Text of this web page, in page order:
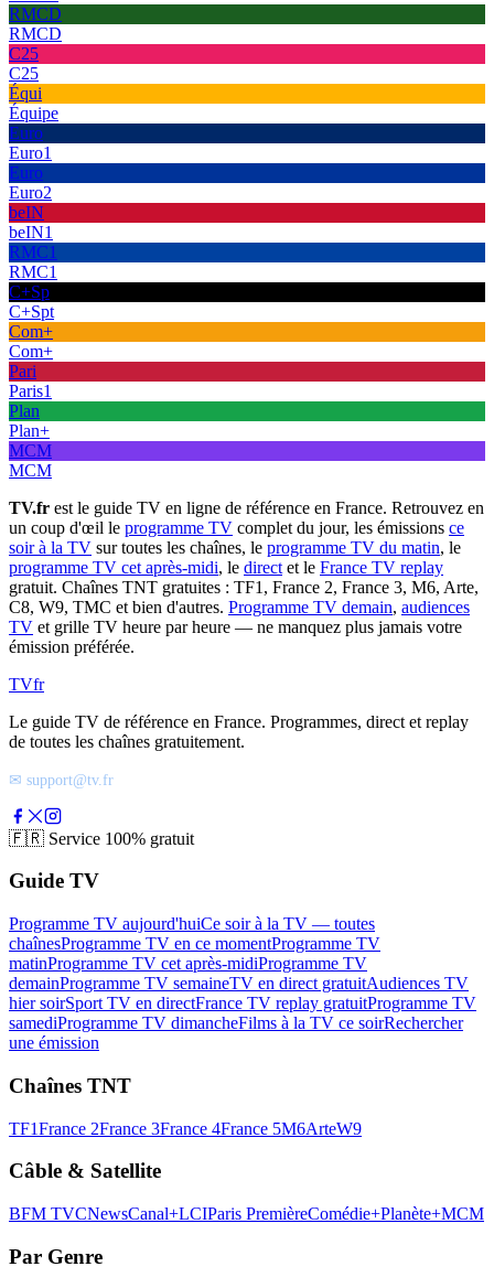
RMCD
RMCD
C25
C25
Équi
Équipe
Euro
Euro1
Euro
Euro2
beIN
beIN1
RMC1
RMC1
C+Sp
C+Spt
Com+
Com+
Pari
Paris1
Plan
Plan+
MCM
MCM
TV.fr est le guide TV en ligne de référence en France. Retrouvez en
un coup d'œil le programme TV complet du jour, les émissions ce
soir à la TV sur toutes les chaînes, le programme TV du matin, le
programme TV cet après-midi, le direct et le France TV replay
gratuit. Chaînes TNT gratuites : TF1, France 2, France 3, M6, Arte,
C8, W9, TMC et bien d'autres. Programme TV demain, audiences
TV et grille TV heure par heure — ne manquez plus jamais votre
émission préférée.
TVfr
Le guide TV de référence en France. Programmes, direct et replay
de toutes les chaînes gratuitement.
✉ support@tv.fr
🇫🇷 Service 100% gratuit
Guide TV
Programme TV aujourd'huiCe soir à la TV — toutes
chaînesProgramme TV en ce momentProgramme TV
matinProgramme TV cet après-midiProgramme TV
demainProgramme TV semaineTV en direct gratuitAudiences TV
hier soirSport TV en directFrance TV replay gratuitProgramme TV
samediProgramme TV dimancheFilms à la TV ce soirRechercher
une émission
Chaînes TNT
TF1France 2France 3France 4France 5M6ArteW9
Câble & Satellite
BFM TVCNewsCanal+LCIParis PremièreComédie+Planète+MCM
Par Genre